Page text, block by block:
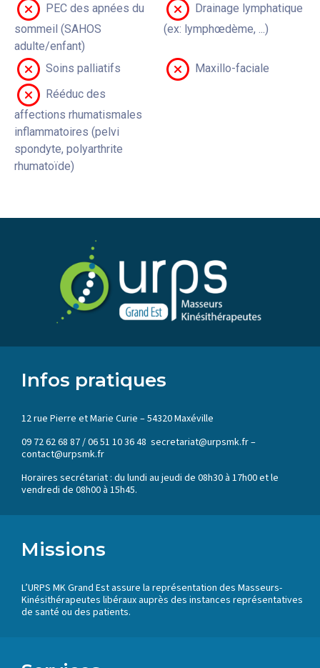
PEC des apnées du
sommeil (SAHOS
adulte/enfant)
Drainage lymphatique
(ex: lymphœdème, ...)
Soins palliatifs
Maxillo-faciale
Rééduc des
affections rhumatismales
inflammatoires (pelvi
spondyte, polyarthrite
rhumatoïde)
Infos pratiques
12 rue Pierre et Marie Curie – 54320 Maxéville
09 72 62 68 87 / 06 51 10 36 48 secretariat@urpsmk.fr –
contact@urpsmk.fr
Horaires secrétariat : du lundi au jeudi de 08h30 à 17h00 et le
vendredi de 08h00 à 15h45.
Missions
L’URPS MK Grand Est assure la représentation des Masseurs-
Kinésithérapeutes libéraux auprès des instances représentatives
de santé ou des patients.